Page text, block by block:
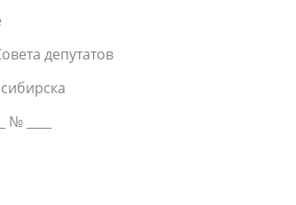
депутатов
№ ____